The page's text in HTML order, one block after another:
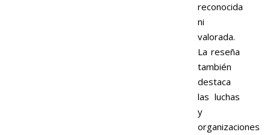
reconocida
ni
valorada.
La reseña
también
destaca
las luchas
y
organizaciones